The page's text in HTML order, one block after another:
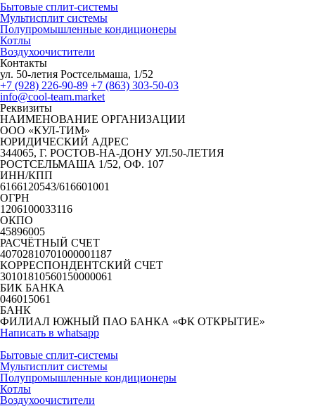
Бытовые сплит-системы
Мультисплит системы
Полупромышленные кондиционеры
Котлы
Воздухоочистители
Контакты
ул. 50-летия Ростсельмаша, 1/52
+7 (928) 226-90-89 +7 (863) 303-50-03
info@cool-team.market
Реквизиты
НАИМЕНОВАНИЕ ОРГАНИЗАЦИИ
ООО «КУЛ-ТИМ»
ЮРИДИЧЕСКИЙ АДРЕС
344065, Г. РОСТОВ-НА-ДОНУ УЛ.50-ЛЕТИЯ
РОСТСЕЛЬМАША 1/52, ОФ. 107
ИНН/КПП
6166120543/616601001
ОГРН
1206100033116
ОКПО
45896005
РАСЧЁТНЫЙ СЧЕТ
40702810701000001187
КОРРЕСПОНДЕНТСКИЙ СЧЕТ
30101810560150000061
БИК БАНКА
046015061
БАНК
ФИЛИАЛ ЮЖНЫЙ ПАО БАНКА «ФК ОТКРЫТИЕ»
Написать в whatsapp
Бытовые сплит-системы
Мультисплит системы
Полупромышленные кондиционеры
Котлы
Воздухоочистители